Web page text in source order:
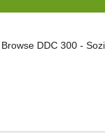
Browse DDC 300 -